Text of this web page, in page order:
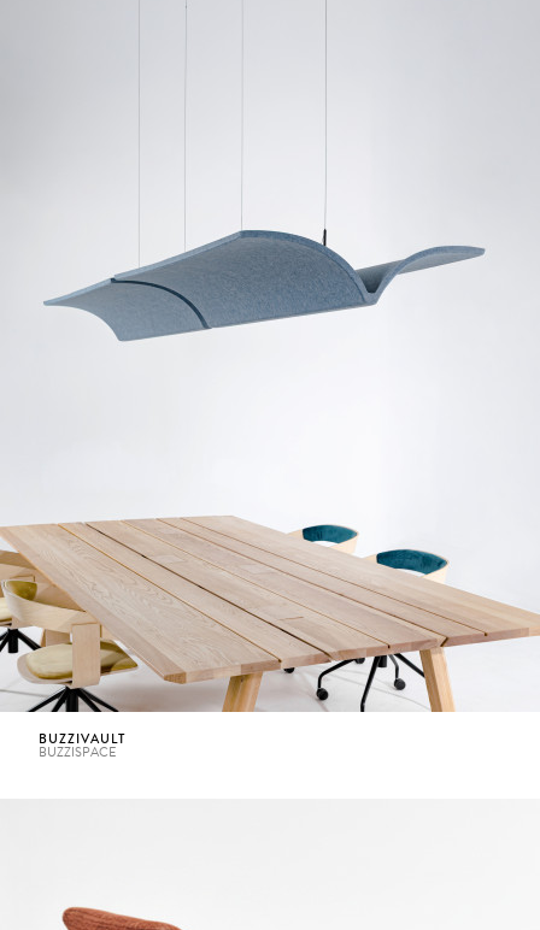
BUZZIVAULT
BUZZISPACE